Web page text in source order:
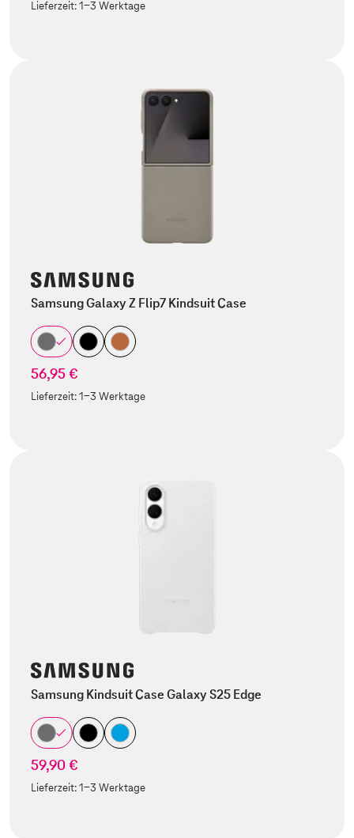
Lieferzeit:1-3 Werktage
Samsung Galaxy Z Flip7 Kindsuit Case
56,95 €
Lieferzeit:1-3 Werktage
Samsung Kindsuit Case Galaxy S25 Edge
59,90 €
Lieferzeit:1-3 Werktage